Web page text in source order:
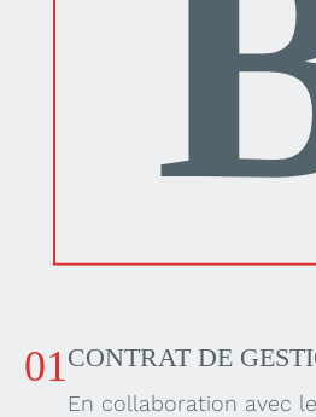
01CONTRAT DE
En collaboration avec